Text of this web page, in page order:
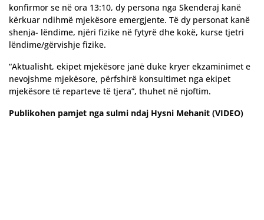
konfirmor se në ora 13:10, dy persona nga Skenderaj kanë
kërkuar ndihmë mjekësore emergjente. Të dy personat kanë
shenja- lëndime, njëri fizike në fytyrë dhe kokë, kurse tjetri
lëndime/gërvishje fizike.
“Aktualisht, ekipet mjekësore janë duke kryer ekzaminimet e
nevojshme mjekësore, përfshirë konsultimet nga ekipet
mjekësore të reparteve të tjera”, thuhet në njoftim.
Publikohen pamjet nga sulmi ndaj Hysni Mehanit (VIDEO)